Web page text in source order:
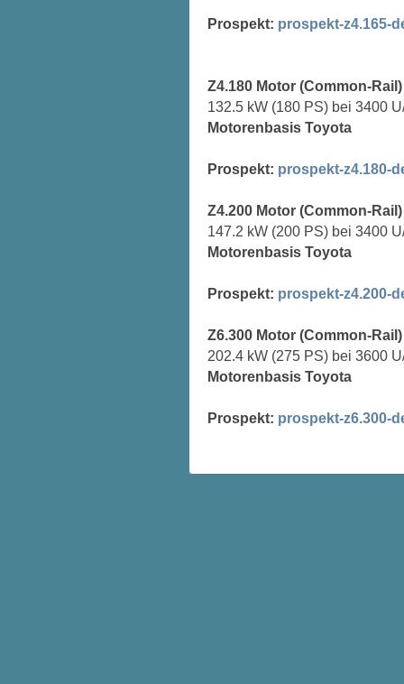
Prospekt: prospekt-z4.165-
Z4.180 Motor (Common-Rail)
132.5 kW (180 PS) bei 3400
Motorenbasis Toyota
Prospekt: prospekt-z4.180-
Z4.200 Motor (Common-Rail)
147.2 kW (200 PS) bei 3400
Motorenbasis Toyota
Prospekt: prospekt-z4.200-
Z6.300 Motor (Common-Rail)
202.4 kW (275 PS) bei 3600
Motorenbasis Toyota
Prospekt: prospekt-z6.300-